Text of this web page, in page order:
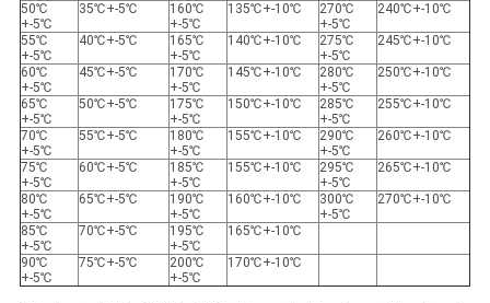
50℃
+-5℃
35℃+-5℃
160℃
+-5℃
135℃+-10℃
270℃
+-5℃
240℃+-10℃
55℃
+-5℃
40℃+-5℃
165℃
+-5℃
140℃+-10℃
275℃
+-5℃
245℃+-10℃
60℃
+-5℃
45℃+-5℃
170℃
+-5℃
145℃+-10℃
280℃
+-5℃
250℃+-10℃
65℃
+-5℃
50℃+-5℃
175℃
+-5℃
150℃+-10℃
285℃
+-5℃
255℃+-10℃
70℃
+-5℃
55℃+-5℃
180℃
+-5℃
155℃+-10℃
290℃
+-5℃
260℃+-10℃
75℃
+-5℃
60℃+-5℃
185℃
+-5℃
155℃+-10℃
295℃
+-5℃
265℃+-10℃
80℃
+-5℃
65℃+-5℃
190℃
+-5℃
160℃+-10℃
300℃
+-5℃
270℃+-10℃
85℃
+-5℃
70℃+-5℃
195℃
+-5℃
165℃+-10℃
90℃
+-5℃
75℃+-5℃
200℃
+-5℃
170℃+-10℃